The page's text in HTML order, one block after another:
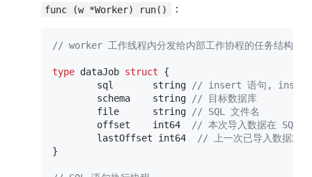
func (w *Worker) run() ：
// worker 工作线程内分发给内部工作协程的任务结构
type dataJob struct
{
	sql
string // insert 语句,
	schema
string // 目标数据库
	file
string // SQL 文件名
	offset
int64
// 本次导入数据在 SQL
	lastOffset
int64
// 上一次已导入数据对
}